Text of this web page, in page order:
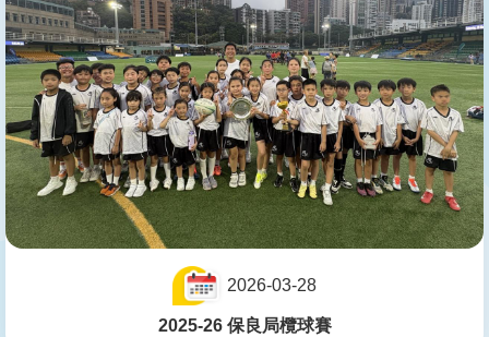
2026-03-28
2025-26 保良局欖球賽